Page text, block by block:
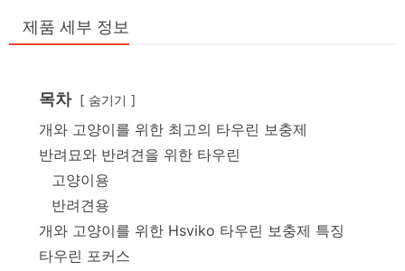
제품 세부 정보
목차 숨기기
개와 고양이를 위한 최고의 타우린 보충제
반려묘와 반려견을 위한 타우린
고양이용
반려견용
개와 고양이를 위한 Hsviko 타우린 보충제 특징
타우린 포커스